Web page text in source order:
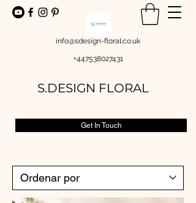
info@sdesign-floral.co.uk
+447538027431
S.DESIGN FLORAL
Get In Touch